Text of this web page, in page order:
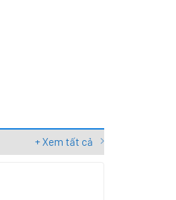
+ Xem tất cả